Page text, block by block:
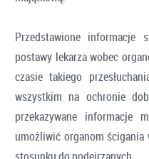
Przedstawione informacje
postawy lekarza wobec
czasie takiego
wszystkim na ochronie
przekazywane informacje
umożliwić organom ścigania